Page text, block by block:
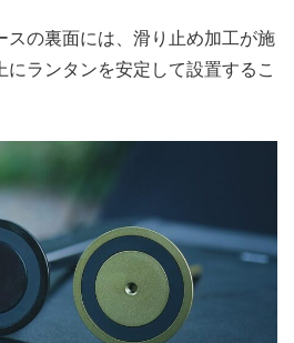
スの裏面には、滑り止め加工が施
にランタンを安定して設置するこ